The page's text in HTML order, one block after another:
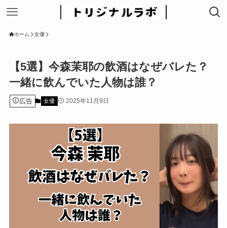
ホーム 女優
【5選】今森茉耶の飲酒はなぜバレた？
一緒に飲んでいた人物は誰？
広告 女優 2025年11月9日